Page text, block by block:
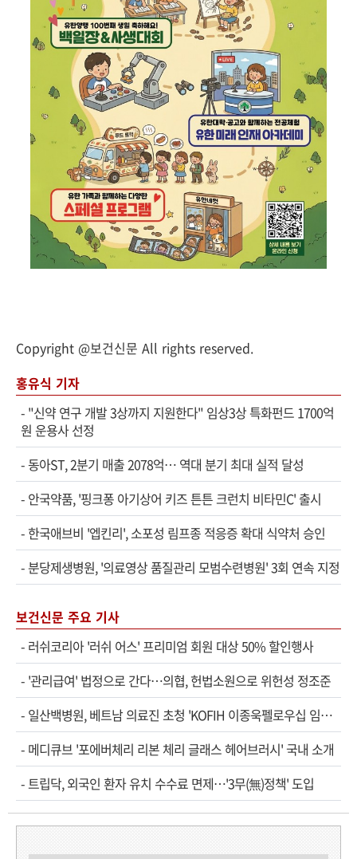
Copyright @보건신문 All rights reserved.
홍유식 기자
- "신약 연구 개발 3상까지 지원한다" 임상3상 특화펀드 1700억
원 운용사 선정
-동아ST, 2분기 매출 2078억… 역대 분기 최대 실적 달성
- 안국약품, '핑크퐁 아기상어 키즈 튼튼 크런치 비타민C' 출시
- 한국애브비 '엡킨리', 소포성 림프종 적응증 확대 식약처 승인
-분당제생병원, '의료영상 품질관리 모범수련병원' 3회 연속 지정
보건신문 주요 기사
- 러쉬코리아 '러쉬 어스' 프리미엄 회원 대상 50% 할인행사
- '관리급여' 법정으로 간다…의협, 헌법소원으로 위헌성 정조준
- 일산백병원, 베트남 의료진 초청 'KOFIH 이종욱펠로우십 임상연수' 시작
- 메디큐브 '포에버체리 리본 체리 글래스 헤어브러시' 국내 소개
-트립닥, 외국인 환자 유치 수수료 면제…'3무(無)정책' 도입